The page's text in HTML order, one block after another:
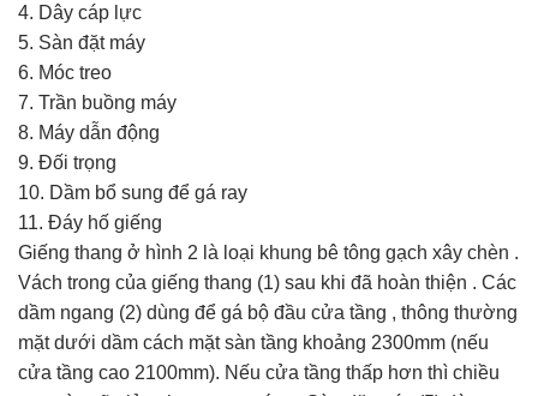
4. Dây cáp lực
5. Sàn đặt máy
6. Móc treo
7. Trần buồng máy
8. Máy dẫn động
9. Đối trọng
10. Dầm bổ sung để gá ray
11. Đáy hố giếng
Giếng thang ở hình 2 là loại khung bê tông gạch xây chèn .
Vách trong của giếng thang (1) sau khi đã hoàn thiện . Các
dầm ngang (2) dùng để gá bộ đầu cửa tầng , thông thường
mặt dưới dầm cách mặt sàn tầng khoảng 2300mm (nếu
cửa tầng cao 2100mm). Nếu cửa tầng thấp hơn thì chiều